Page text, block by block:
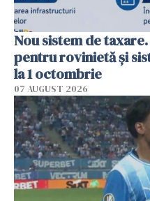
Nou sistem de
pentru rovinietă şi
la 1 octombrie
07 AUGUST 2026